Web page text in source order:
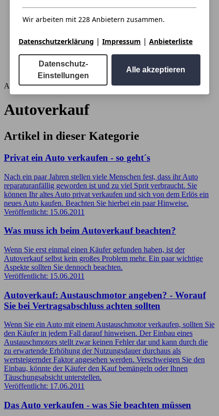
Autoverkauf
Autoverkauf
Artikel in dieser Kategorie
Privat ein Auto verkaufen - so geht´s
Nach ein paar Jahren stellen viele Menschen fest, dass ihr Auto
reparaturanfällig geworden ist und zu viel Sprit verbraucht. Sie
können Ihr altes Auto privat verkaufen und sich von dem Erlös ein
neues Auto kaufen. Beachten Sie hierbei ein paar Hinweise.
Veröffentlicht: 15.06.2011
Was muss ich beim Autoverkauf beachten?
Wenn Sie erst einmal einen Käufer gefunden haben, ist der
Autoverkauf selbst kein großes Problem mehr. Ein paar wichtige
Aspekte sollten Sie dennoch beachten.
Veröffentlicht: 15.06.2011
Autoverkauf: Austauschmotor angeben? - Worauf
Sie bei Vertragsabschluss achten sollten
Wenn Sie ein Auto mit einem Austauschmotor verkaufen, sollten Sie
den Käufer in jedem Fall darauf hinweisen. Der Einbau eines
Austauschmotors stellt zwar keinen Fehler dar und kann durch die
zu erwartende Erhöhung der Nutzungsdauer durchaus als
wertsteigernder Faktor angesehen werden. Verschweigen Sie den
Einbau, könnte der Käufer den Kauf bemängeln oder Ihnen
Täuschungsabsicht unterstellen.
Veröffentlicht: 17.06.2011
Das Auto verkaufen - was Sie beachten müssen
Wir arbeiten mit 228 Anbietern zusammen.
Datenschutzerklärung | Impressum | Anbieterliste
Datenschutz-
Einstellungen
Alle akzeptieren